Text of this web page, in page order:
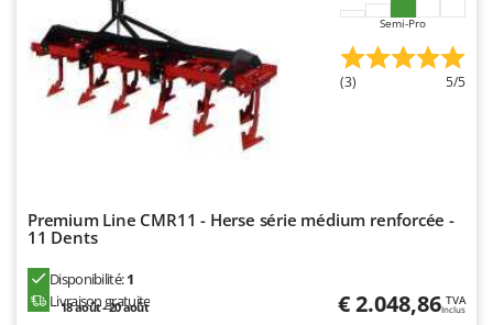
Mowox
MTD
New O.M.R.A.
Novatec
NuAir
Semi-Pro
(3) 5/5
Premium Line CMR11 - Herse série médium renforcée -
11 Dents
Disponibilité:1
Livraison gratuite
18 août - 20 août € 2.048,86 TVA
Inclus